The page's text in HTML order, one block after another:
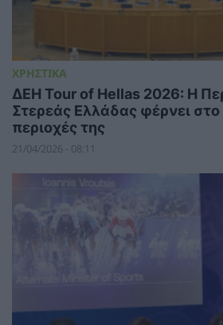
ΧΡΗΣΤΙΚΑ
ΔΕΗ Tour of Hellas 2026: Η
Στερεάς Ελλάδας φέρνει στο
περιοχές της
21/04/2026 - 08:11